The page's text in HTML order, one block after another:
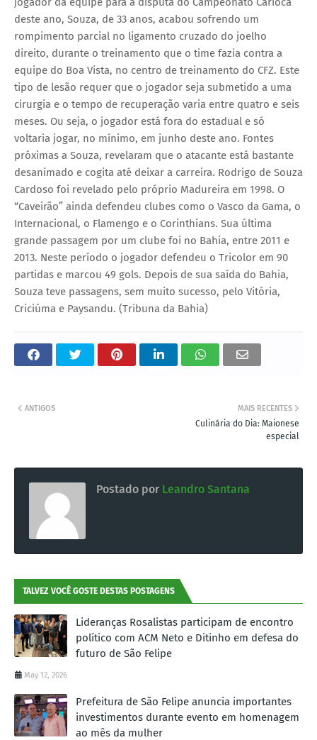
deste ano, Souza, de 33 anos, acabou sofrendo um
rompimento parcial no ligamento cruzado do joelho
direito, durante o treinamento que o time fazia contra a
equipe do Boa Vista, no centro de treinamento do CFZ. Este
tipo de lesão requer que o jogador seja submetido a uma
cirurgia e o tempo de recuperação varia entre quatro e seis
meses. Ou seja, o jogador está fora do estadual e só
voltaria jogar, no mínimo, em junho deste ano. Fontes
próximas a Souza, revelaram que o atacante está bastante
desanimado e cogita até deixar a carreira. Rodrigo de Souza
Cardoso foi revelado pelo próprio Madureira em 1998. O
“Caveirão” ainda defendeu clubes como o Vasco da Gama, o
Internacional, o Flamengo e o Corinthians. Sua última
grande passagem por um clube foi no Bahia, entre 2011 e
2013. Neste período o jogador defendeu o Tricolor em 90
partidas e marcou 49 gols. Depois de sua saída do Bahia,
Souza teve passagens, sem muito sucesso, pelo Vitória,
Criciúma e Paysandu. (Tribuna da Bahia)
MAIS RECENTES
Culinária do Dia: Maionese
especial
ANTIGOS
Postado por Leandro Santana
TALVEZ VOCÊ GOSTE DESTAS POSTAGENS
Lideranças Rosalistas participam de encontro
político com ACM Neto e Ditinho em defesa do
futuro de São Felipe
May 12, 2026
Prefeitura de São Felipe anuncia importantes
investimentos durante evento em homenagem
ao mês da mulher